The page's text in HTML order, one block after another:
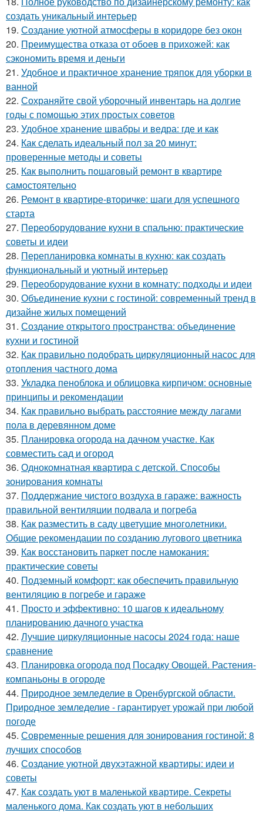
создать уникальный интерьер
19. Создание уютной атмосферы в коридоре без окон
20. Преимущества отказа от обоев в прихожей: как
сэкономить время и деньги
21. Удобное и практичное хранение тряпок для уборки в
ванной
22. Сохраняйте свой уборочный инвентарь на долгие
годы с помощью этих простых советов
23. Удобное хранение швабры и ведра: где и как
24. Как сделать идеальный пол за 20 минут:
проверенные методы и советы
25. Как выполнить пошаговый ремонт в квартире
самостоятельно
26. Ремонт в квартире-вторичке: шаги для успешного
старта
27. Переоборудование кухни в спальню: практические
советы и идеи
28. Перепланировка комнаты в кухню: как создать
функциональный и уютный интерьер
29. Переоборудование кухни в комнату: подходы и идеи
30. Объединение кухни с гостиной: современный тренд в
дизайне жилых помещений
31. Создание открытого пространства: объединение
кухни и гостиной
32. Как правильно подобрать циркуляционный насос для
отопления частного дома
33. Укладка пеноблока и облицовка кирпичом: основные
принципы и рекомендации
34. Как правильно выбрать расстояние между лагами
пола в деревянном доме
35. Планировка огорода на дачном участке. Как
совместить сад и огород
36. Однокомнатная квартира с детской. Способы
зонирования комнаты
37. Поддержание чистого воздуха в гараже: важность
правильной вентиляции подвала и погреба
38. Как разместить в саду цветущие многолетники.
Общие рекомендации по созданию лугового цветника
39. Как восстановить паркет после намокания:
практические советы
40. Подземный комфорт: как обеспечить правильную
вентиляцию в погребе и гараже
41. Просто и эффективно: 10 шагов к идеальному
планированию дачного участка
42. Лучшие циркуляционные насосы 2024 года: наше
сравнение
43. Планировка огорода под Посадку Овощей. Растения-
компаньоны в огороде
44. Природное земледелие в Оренбургской области.
Природное земледелие - гарантирует урожай при любой
погоде
45. Современные решения для зонирования гостиной: 8
лучших способов
46. Создание уютной двухэтажной квартиры: идеи и
советы
47. Как создать уют в маленькой квартире. Секреты
маленького дома. Как создать уют в небольших